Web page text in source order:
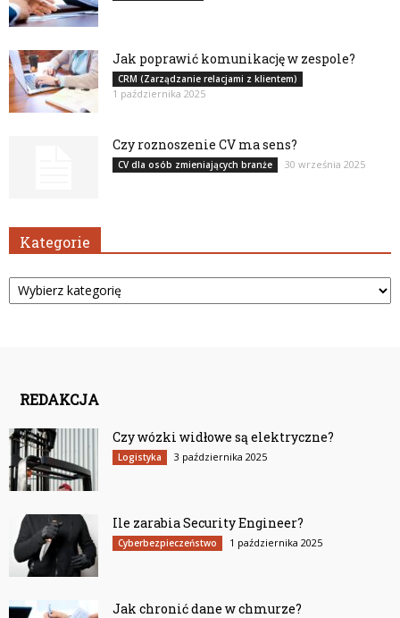
Jak poprawić komunikację w zespole?
CRM (Zarządzanie relacjami z klientem)
1 października 2025
Czy roznoszenie CV ma sens?
CV dla osób zmieniających branże 30 września 2025
Kategorie
Kategorie
REDAKCJA
Czy wózki widłowe są elektryczne?
Logistyka 3 października 2025
Ile zarabia Security Engineer?
Cyberbezpieczeństwo 1 października 2025
Jak chronić dane w chmurze?